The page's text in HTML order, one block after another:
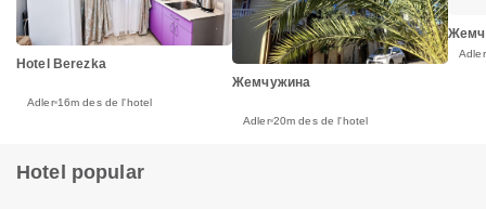
Hotel Berezka
Adler 16m des de l'hotel
Жемчужина
Adler 20m des de l'hotel
Adler
Hotel popular